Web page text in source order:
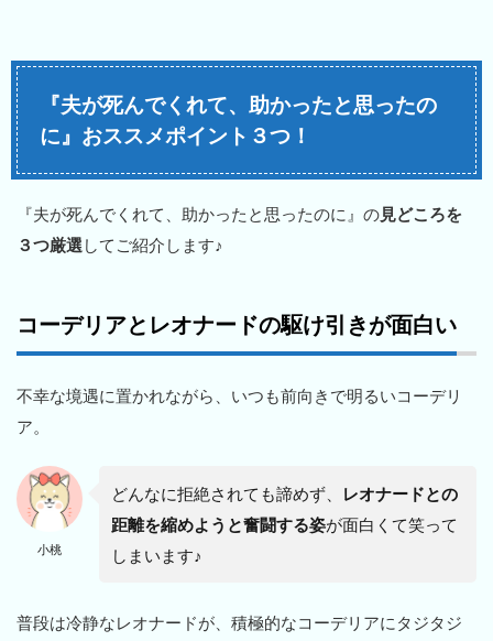
『夫が死んでくれて、助かったと思ったの
に』おススメポイント３つ！
『夫が死んでくれて、助かったと思ったのに』の見どころを
３つ厳選 してご紹介します♪
コーデリアとレオナードの駆け引きが面白い
不幸な境遇に置かれながら、いつも前向きで明るいコーデリ
ア。
小桃
どんなに拒絶されても諦めず、
レオナードとの
距離を縮めようと奮闘する姿が面白くて笑って
しまいます♪
普段は冷静なレオナードが、積極的なコーデリアにタジタジ